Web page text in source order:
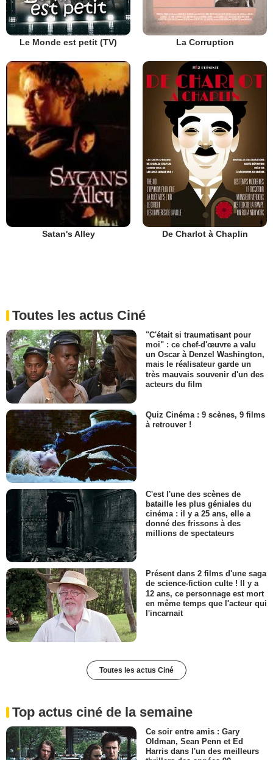
Le Monde est petit (TV) La Corruption
Satan's Alley De Charlot à Chaplin
Toutes les actus Ciné
"C'était si traumatisant pour
moi" : ce chef-d'œuvre a valu
un Oscar à Denzel Washington,
mais le réalisateur garde un
très mauvais souvenir d'un des
acteurs du film
Quiz Cinéma : 9 scènes, 9 films
à retrouver !
C'est l'une des scènes de
bataille les plus géniales du
cinéma : il y a 25 ans, elle a
donné des frissons à des
millions de spectateurs
Présent dans 2 films d'une saga
de science-fiction culte ! Il y a
12 ans, ce personnage est mort
en même temps que l'acteur qui
l'incarnait
Toutes les actus Ciné
Top actus ciné de la semaine
Ce soir entre amis : Gary
Oldman, Sean Penn et Ed
Harris dans l'un des meilleurs